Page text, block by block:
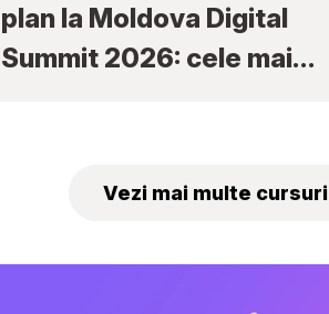
plan la Moldova Digital
Summit 2026: cele mai
„Tekwill JuniorVezi mai multe cursuri